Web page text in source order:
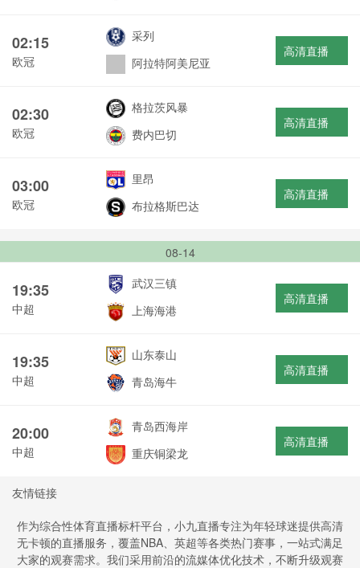
02:15
欧冠
采列
阿拉特阿美尼亚
高清直播
02:30
欧冠
格拉茨风暴
费内巴切
高清直播
03:00
欧冠
里昂
布拉格斯巴达
高清直播
08-14
19:35
中超
武汉三镇
上海海港
高清直播
19:35
中超
山东泰山
青岛海牛
高清直播
20:00
中超
青岛西海岸
重庆铜梁龙
高清直播
友情链接
作为综合性体育直播标杆平台，小九直播专注为年轻球迷提供高清
无卡顿的直播服务，覆盖NBA、英超等各类热门赛事，一站式满足
大家的观赛需求。我们采用前沿的流媒体优化技术，不断升级观赛